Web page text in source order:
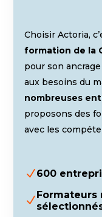
Choisir Actoria,
formation de la
pour son
aux besoins du
nombreuses
proposons des
avec les
N600
N